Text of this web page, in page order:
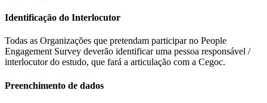
Identificação do Interlocutor
Todas as Organizações que pretendam participar no People
Engagement Survey deverão identificar uma pessoa responsável /
interlocutor do estudo, que fará a articulação com a Cegoc.
Preenchimento de dados